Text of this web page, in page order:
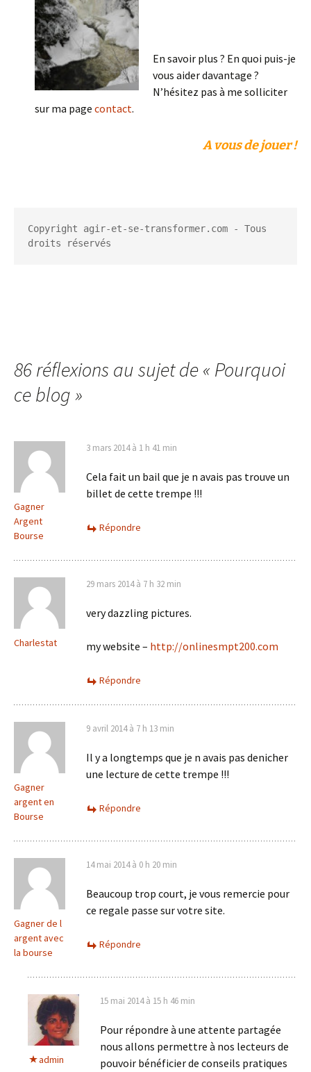
En savoir plus ? En quoi puis-je
vous aider davantage ?
N’hésitez pas à me solliciter
sur ma page contact.
A vous de jouer !
Copyright agir-et-se-transformer.com - Tous
droits réservés
86 réflexions au sujet de « Pourquoi
ce blog»
Gagner
Argent
Bourse
3 mars 2014 à 1 h 41 min
Cela fait un bail que je n avais pas trouve un
billet de cette trempe !!!
Répondre
Charlestat
29 mars 2014 à 7 h 32 min
very dazzling pictures.
my website – http://onlinesmpt200.com
Répondre
Gagner
argent en
Bourse
9 avril 2014 à 7 h 13 min
Il y a longtemps que je n avais pas denicher
une lecture de cette trempe !!!
Répondre
Gagner de l
argent avec
la bourse
14 mai 2014 à 0 h 20 min
Beaucoup trop court, je vous remercie pour
ce regale passe sur votre site.
Répondre
admin
15 mai 2014 à 15 h 46 min
Pour répondre à une attente partagée
nous allons permettre à nos lecteurs de
pouvoir bénéficier de conseils pratiques